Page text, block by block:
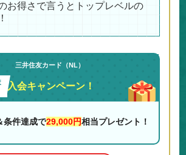
お得さで言うとトップレベルの
三井住友カード（NL）
入会キャンペーン！
条件達成で29,000円相当プレゼント！